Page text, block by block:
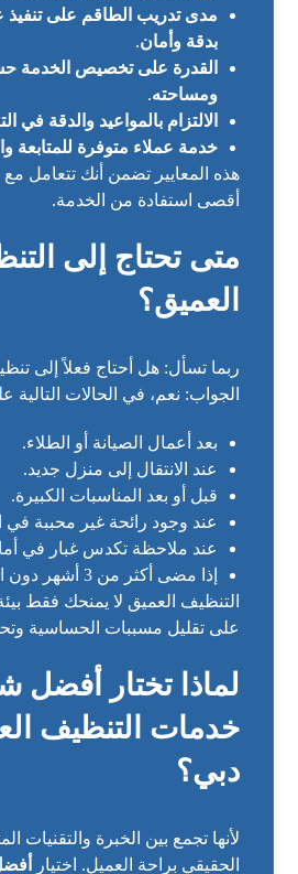
مدى تدريب الطاقم على تنفيذ
بدقة وأمان.
القدرة على تخصيص الخدمة
ومساحته.
الالتزام بالمواعيد والدقة في
خدمة عملاء متوفرة للمتابعة
هذه المعايير تضمن أنك تتعامل
أقصى استفادة من الخدمة.
متى تحتاج إلى
العميق؟
ربما تسأل: هل أحتاج فعلاً إلى
الجواب: نعم، في الحالات التالية
بعد أعمال الصيانة أو الطلاء.
عند الانتقال إلى منزل جديد.
قبل أو بعد المناسبات الكبيرة.
عند وجود رائحة غير محببة في
عند ملاحظة تكدس غبار في
إذا مضى أكثر من 3 أشهر دون التنظيف العميق.
التنظيف العميق لا يمنحك فقط
على تقليل مسببات الحساسية
لماذا تختار أفضل
خدمات التنظيف
دبي؟
لأنها تجمع بين الخبرة والتقنيات
الحقيقي براحة العميل. اختيار